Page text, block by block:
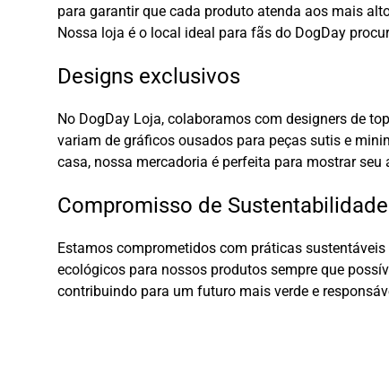
para garantir que cada produto atenda aos mais
Nossa loja é o local ideal para fãs do DogDay
Designs exclusivos
No DogDay Loja, colaboramos com designers de
variam de gráficos ousados para peças sutis e
casa, nossa mercadoria é perfeita para mostrar seu
Compromisso de Sustentabilidade
Estamos comprometidos com práticas
ecológicos para nossos produtos sempre que
contribuindo para um futuro mais verde e